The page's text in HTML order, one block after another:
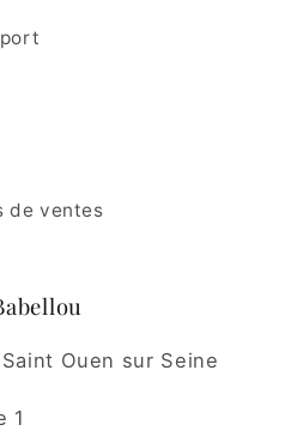
de ventes
Ouen sur Seine
1